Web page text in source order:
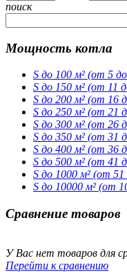
поиск
Мощность котла
S до 100 м² (от 5
S до 150 м² (от 11
S до 200 м² (от 16
S до 250 м² (от 21
S до 300 м² (от 26
S до 350 м² (от 31
S до 400 м² (от 36
S до 500 м² (от 41
S до 1000 м² (от
S до 10000 м² (от
Сравнение товаров
У Вас нет товаров для
Перейти к сравнению